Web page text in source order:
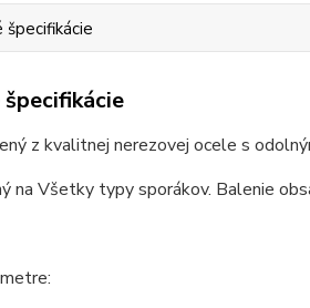
z kvalitnej nerezovej ocele s
na Všetky typy sporákov. Balenie